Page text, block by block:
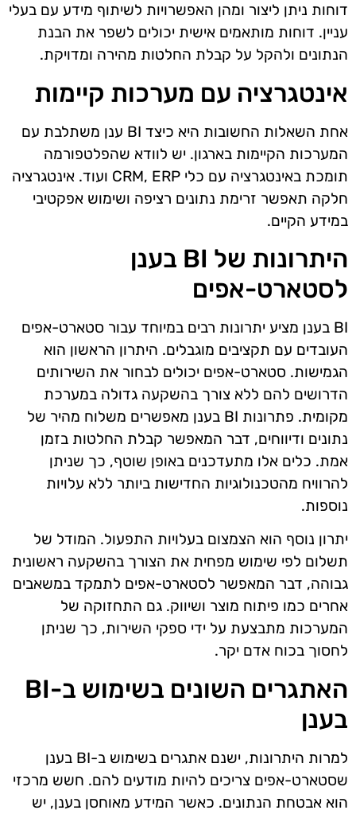
דוחות ניתן ליצור ומהן האפשרויות לשיתוף מידע עם בעלי
עניין. דוחות מותאמים אישית יכולים לשפר את הבנת
הנתונים ולהקל על קבלת החלטות מהירה ומדויקת.
אינטגרציה עם מערכות קיימות
אחת השאלות החשובות היא כיצד BI ענן משתלבת עם
המערכות הקיימות בארגון. יש לוודא שהפלטפורמה
תומכת באינטגרציה עם כלי CRM, ERP ועוד. אינטגרציה
חלקה תאפשר זרימת נתונים רציפה ושימוש אפקטיבי
במידע הקיים.
היתרונות של BI בענן
לסטארט-אפים
BI בענן מציע יתרונות רבים במיוחד עבור סטארט-אפים
העובדים עם תקציבים מוגבלים. היתרון הראשון הוא
הגמישות. סטארט-אפים יכולים לבחור את השירותים
הדרושים להם ללא צורך בהשקעה גדולה במערכת
מקומית. פתרונות BI בענן מאפשרים משלוח מהיר של
נתונים ודיווחים, דבר המאפשר קבלת החלטות בזמן
אמת. כלים אלו מתעדכנים באופן שוטף, כך שניתן
להרוויח מהטכנולוגיות החדישות ביותר ללא עלויות
נוספות.
יתרון נוסף הוא הצמצום בעלויות התפעול. המודל של
תשלום לפי שימוש מפחית את הצורך בהשקעה ראשונית
גבוהה, דבר המאפשר לסטארט-אפים לתמקד במשאבים
אחרים כמו פיתוח מוצר ושיווק. גם התחזוקה של
המערכות מתבצעת על ידי ספקי השירות, כך שניתן
לחסוך בכוח אדם יקר.
האתגרים השונים בשימוש ב-BI
בענן
למרות היתרונות, ישנם אתגרים בשימוש ב-BI בענן
שסטארט-אפים צריכים להיות מודעים להם. חשש מרכזי
הוא אבטחת הנתונים. כאשר המידע מאוחסן בענן, יש